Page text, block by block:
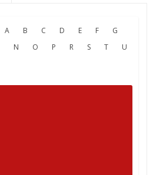
A B C D E F
G
N O P R S T
U